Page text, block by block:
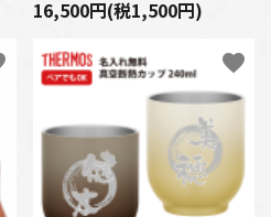
16,500円(税1,500円)
favorite